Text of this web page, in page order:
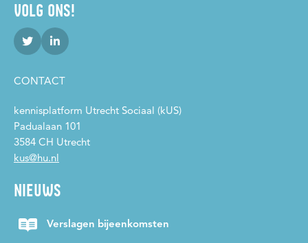
VOLG ONS!
CONTACT
kennisplatform Utrecht Sociaal (kUS)
Padualaan 101
3584 CH Utrecht
kus@hu.nl
NIEUWS
Verslagen bijeenkomsten